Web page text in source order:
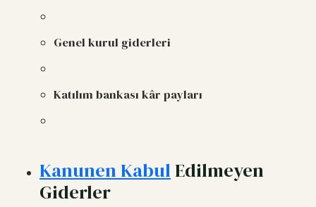
Genel kurul giderleri
Katılım bankası kâr payları
Kanunen KabulEdilmeyen
Giderler